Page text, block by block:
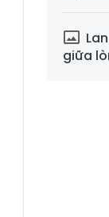
giữa